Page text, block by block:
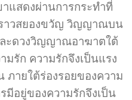
แสดงผ่านการกระทำที่
ราวสยองขวัญ วิญญาณบน
ะดวงวิญญาณอาฆาตใต้
มรัก ความรักจึงเป็นแรง
ภายใต้ร่องรอยของความ
มีอยู่ของความรักจึงเป็น